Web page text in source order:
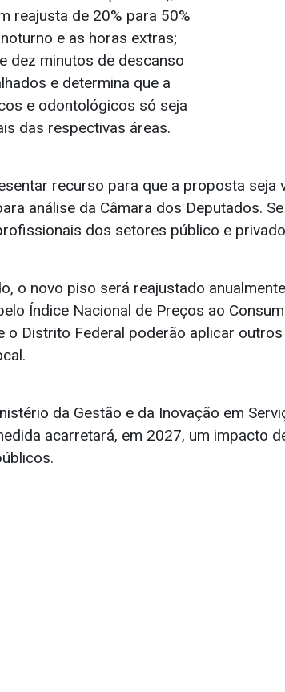
reajusta de 20% para 50%
e as horas extras;
dez minutos de descanso
e determina que a
e odontológicos só seja
das respectivas áreas.
recurso para que a proposta seja
análise da Câmara dos Deputados.
dos setores público e
o novo piso será reajustado
Índice Nacional de Preços ao
o Distrito Federal poderão aplicar
da Gestão e da Inovação em
acarretará, em 2027, um impacto